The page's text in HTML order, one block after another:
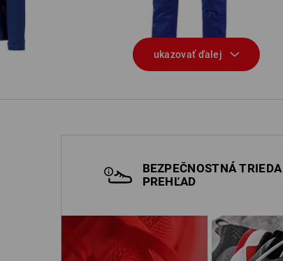
ukazovať ďalej
BEZPEČNOSTNÁ TRIEDA
PREHĽAD